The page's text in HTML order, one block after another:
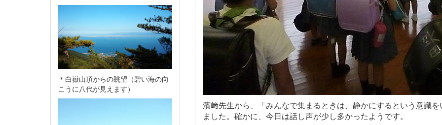
濱﨑先生から、「みんなで集まるときは、静かにするという意識
ました。確かに、今日は話し声が少し多かったようです。
＊白嶽山頂からの眺望（碧い海の向
こうに八代が見えます）